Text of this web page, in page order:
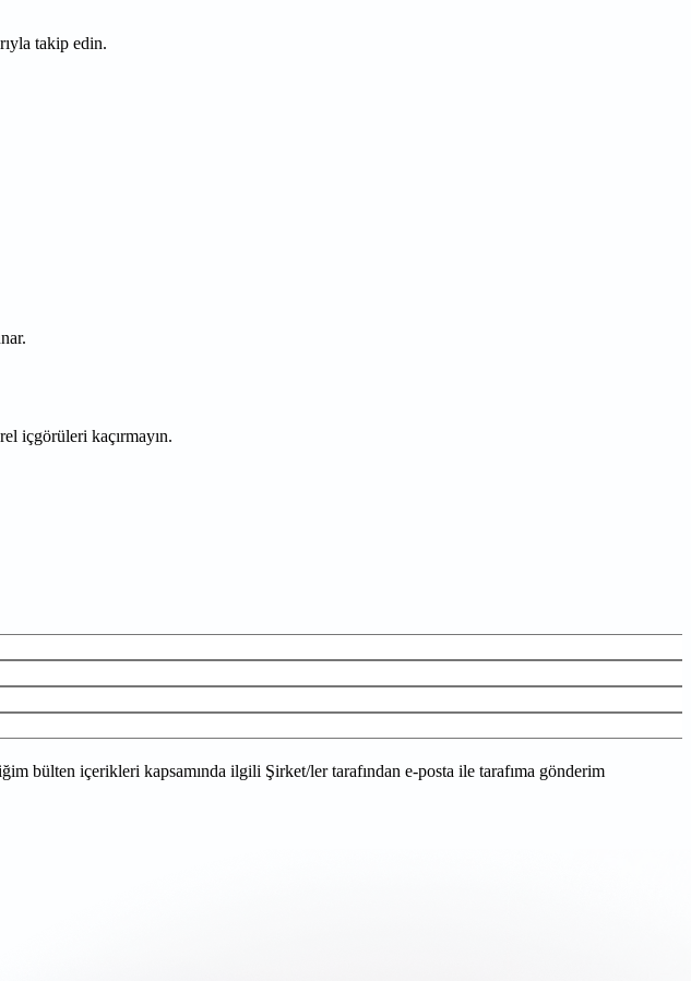
takip edin.
içgörüleri kaçırmayın.
bülten içerikleri kapsamında ilgili Şirket/ler tarafından e-posta ile tarafıma gönderim